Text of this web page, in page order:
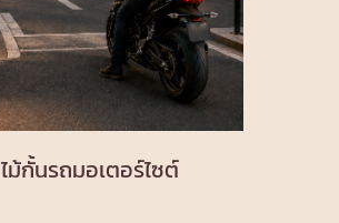
ไม้กั้นรถมอเตอร์ไซต์